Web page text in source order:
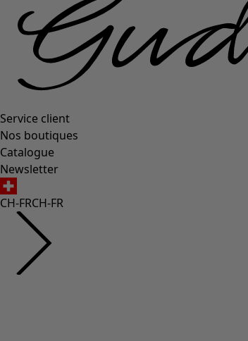
Service client
Nos boutiques
Catalogue
Newsletter
CH-FRCH-FR